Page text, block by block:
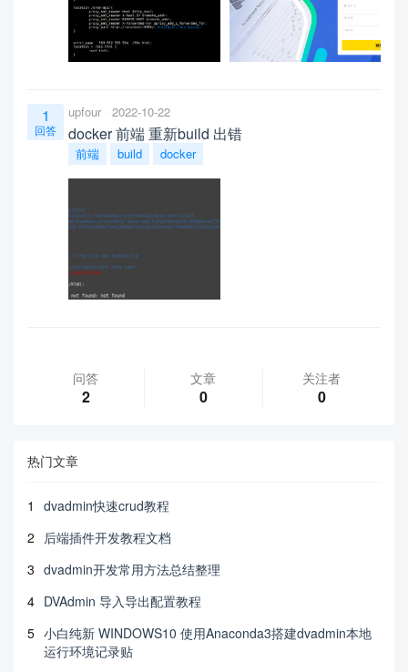
1
回答
upfour 2022-10-22
docker 前端 重新build 出错
前端 build docker
问答
2
文章
0
关注者
0
热门文章
1
dvadmin快速crud教程
2
后端插件开发教程文档
3 dvadmin开发常用方法总结整理
4 DVAdmin 导入导出配置教程
5 小白纯新 WINDOWS10 使用Anaconda3搭建dvadmin本地
运行环境记录贴